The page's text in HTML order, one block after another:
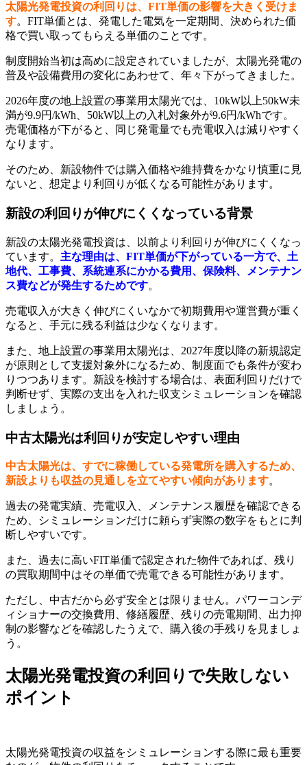
太陽光発電投資の利回りは、FIT単価の影響を大きく受けま
す。FIT単価とは、発電した電気を一定期間、決められた価
格で買い取ってもらえる単価のことです。
制度開始当初は高めに設定されていましたが、太陽光発電の
普及や設備費用の変化にあわせて、年々下がってきました。
2026年度の地上設置の事業用太陽光では、10kW以上50kW未
満が9.9円/kWh、50kW以上の入札対象外が9.6円/kWhです。
売電価格が下がると、同じ発電量でも売電収入は減りやすく
なります。
そのため、新設物件では購入価格や維持費をかなり慎重に見
ないと、想定より利回りが低くなる可能性があります。
新設の利回りが伸びにくくなっている背景
新設の太陽光発電投資は、以前より利回りが伸びにくくなっ
ています。 主な理由は、FIT単価が下がっている一方で、土
地代、工事費、系統連系にかかる費用、保険料、メンテナン
ス費などが発生するためです。
売電収入が大きく伸びにくいなかで初期費用や運営費が重く
なると、手元に残る利益は少なくなります。
また、地上設置の事業用太陽光は、2027年度以降の新規認定
が原則として支援対象外になるため、制度面でも条件が変わ
りつつあります。新設を検討する場合は、表面利回りだけで
判断せず、実際の支出を入れた収支シミュレーションを確認
しましょう。
中古太陽光は利回りが安定しやすい理由
中古太陽光は、すでに稼働している発電所を購入するため、
新設よりも収益の見通しを立てやすい傾向があります。
過去の発電実績、売電収入、メンテナンス履歴を確認できる
ため、シミュレーションだけに頼らず実際の数字をもとに判
断しやすいです。
また、過去に高いFIT単価で認定された物件であれば、残り
の買取期間中はその単価で売電できる可能性があります。
ただし、中古だから必ず安全とは限りません。パワーコンデ
ィショナーの交換費用、修繕履歴、残りの売電期間、出力抑
制の影響などを確認したうえで、購入後の手残りを見ましょ
う。
太陽光発電投資の利回りで失敗しない
ポイント
太陽光発電投資の収益をシミュレーションする際に最も重要